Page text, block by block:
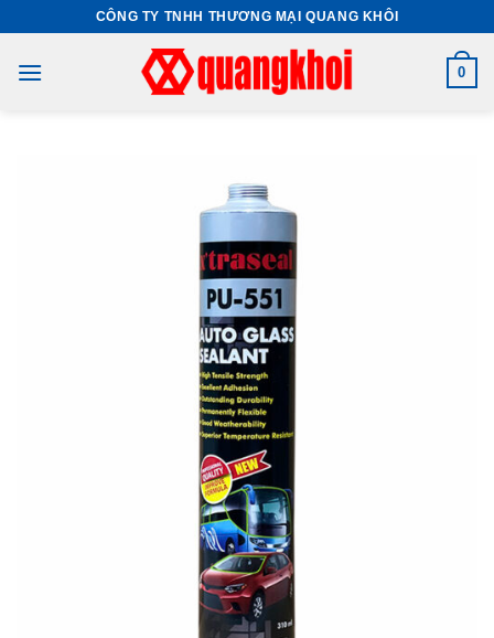
content
CÔNG TY TNHH THƯƠNG MẠI QUANG KHÔI
0